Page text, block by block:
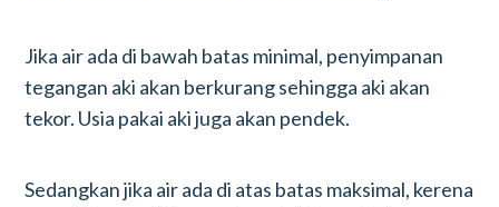
Jika air ada di bawah batas minimal, penyimpanan
tegangan aki akan berkurang sehingga aki akan
tekor. Usia pakai aki juga akan pendek.
Sedangkan jika air ada di atas batas maksimal, kerena